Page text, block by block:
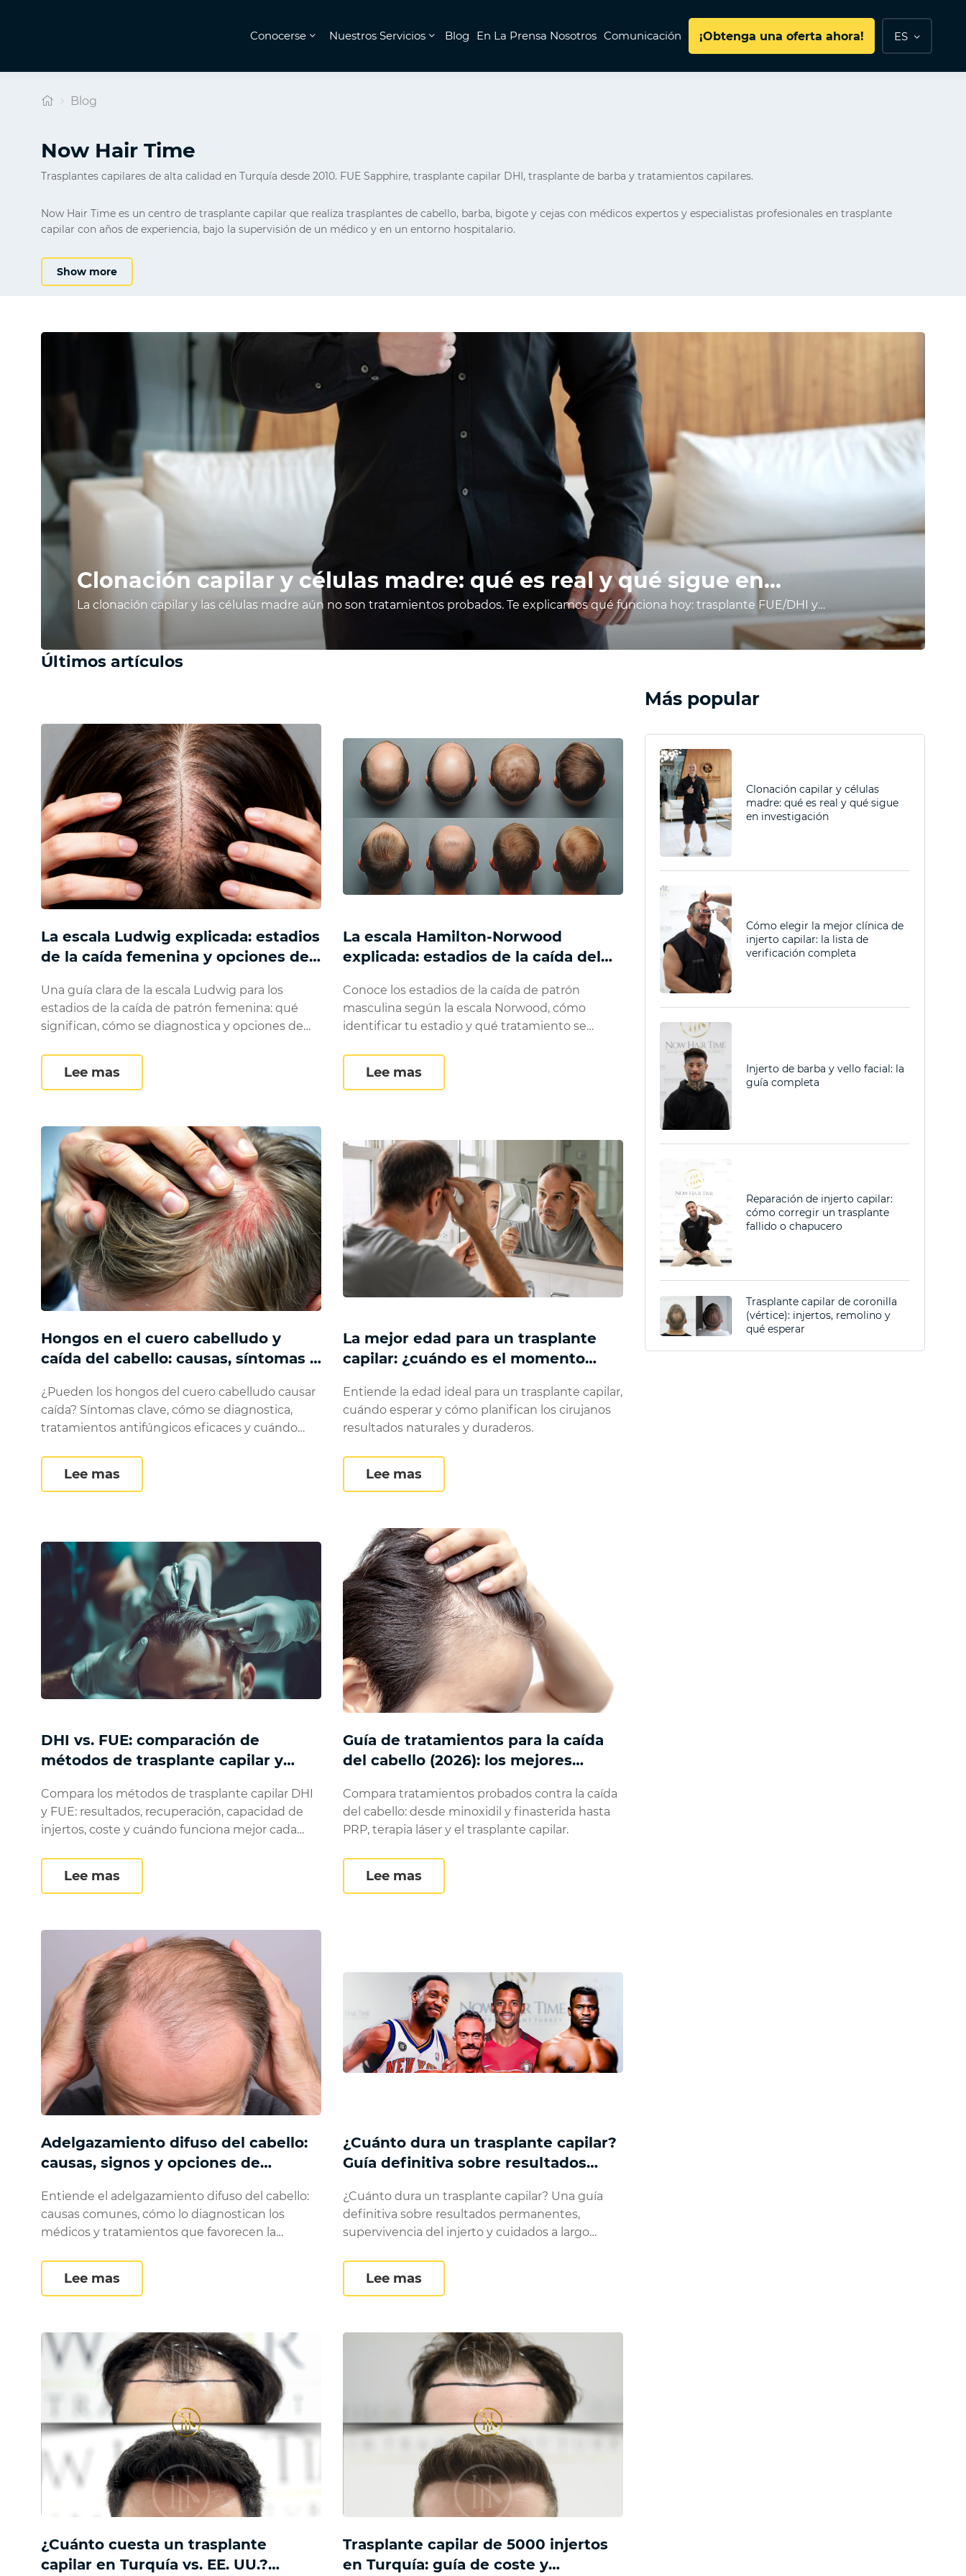
Conocerse Nuestros Servicios Blog En La Prensa Nosotros Comunicación ¡Obtenga una oferta ahora! ES
Blog
Now Hair Time
Trasplantes capilares de alta calidad en Turquía desde 2010. FUE Sapphire, trasplante capilar DHI, trasplante de barba y tratamientos capilares.
Now Hair Time es un centro de trasplante capilar que realiza trasplantes de cabello, barba, bigote y cejas con médicos expertos y especialistas profesionales en trasplante
capilar con años de experiencia, bajo la supervisión de un médico y en un entorno hospitalario.
Show more
Clonación capilar y células madre: qué es real y qué sigue en
investigación
La clonación capilar y las células madre aún no son tratamientos probados. Te explicamos qué funciona hoy: trasplante FUE/DHI y
Últimos artículos
La escala Ludwig explicada: estadios
de la caída femenina y opciones de
Una guía clara de la escala Ludwig para los
estadios de la caída de patrón femenina: qué
significan, cómo se diagnostica y opciones de
Lee mas La escala Ludwig explicada: estadios de la caída femenina y opciones de tratamiento
La escala Hamilton-Norwood
explicada: estadios de la caída del
Conoce los estadios de la caída de patrón
masculina según la escala Norwood, cómo
identificar tu estadio y qué tratamiento se
Lee mas La escala Hamilton-Norwood explicada: estadios de la caída del cabello y qué
Hongos en el cuero cabelludo y
caída del cabello: causas, síntomas y
¿Pueden los hongos del cuero cabelludo causar
caída? Síntomas clave, cómo se diagnostica,
tratamientos antifúngicos eficaces y cuándo
Lee mas Hongos en el cuero cabelludo y caída del cabello: causas, síntomas y tratamiento
La mejor edad para un trasplante
capilar: ¿cuándo es el momento
Entiende la edad ideal para un trasplante capilar,
cuándo esperar y cómo planifican los cirujanos
resultados naturales y duraderos.
Lee mas
DHI vs. FUE: comparación de
métodos de trasplante capilar y
Compara los métodos de trasplante capilar DHI
y FUE: resultados, recuperación, capacidad de
injertos, coste y cuándo funciona mejor cada
Lee mas DHI vs. FUE: comparación de métodos de trasplante capilar y resultados
Guía de tratamientos para la caída
del cabello (2026): los mejores
capilar
Compara tratamientos probados contra la caída
del cabello: desde minoxidil y finasterida hasta
PRP, terapia láser y el trasplante capilar.
Lee mas
Adelgazamiento difuso del cabello:
causas, signos y opciones de
Entiende el adelgazamiento difuso del cabello:
causas comunes, cómo lo diagnostican los
médicos y tratamientos que favorecen la
Lee mas Adelgazamiento difuso del cabello: causas, signos y opciones de tratamiento
¿Cuánto dura un trasplante capilar?
Guía definitiva sobre resultados
¿Cuánto dura un trasplante capilar? Una guía
definitiva sobre resultados permanentes,
supervivencia del injerto y cuidados a largo
Lee mas
¿Cuánto cuesta un trasplante
capilar en Turquía vs. EE. UU.?
Trasplante capilar de 5000 injertos
en Turquía: guía de coste y
Más popular
Clonación capilar y células
madre: qué es real y qué sigue
en investigación
Cómo elegir la mejor clínica de
injerto capilar: la lista de
verificación completa
Injerto de barba y vello facial: la
guía completa
Reparación de injerto capilar:
cómo corregir un trasplante
fallido o chapucero
Trasplante capilar de coronilla
(vértice): injertos, remolino y
qué esperar